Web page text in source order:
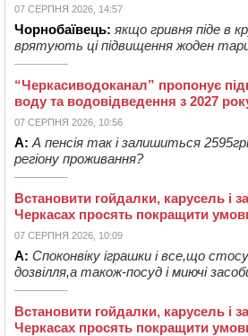
07 СЕРПНЯ 2026, 14:57
Чорнобаївець: якщо гривня піде в
врятують ці підвищення жоден
“Черкасиводоканал” пропонує
воду та водовідведення з 2027
07 СЕРПНЯ 2026, 10:56
А: А пенсія так і залишиться
регіону проживання?
Встановити гойдалки, карусель і
Черкасах просять покращити
07 СЕРПНЯ 2026, 10:09
А: Споконвіку іграшки і все,що
дозвілля,а також-посуд і миючі
Встановити гойдалки, карусель і
Черкасах просять покращити